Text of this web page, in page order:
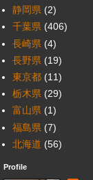
静岡県 (2)
千葉県 (406)
長崎県 (4)
長野県 (19)
東京都 (11)
栃木県 (29)
富山県 (1)
福島県 (7)
北海道 (56)
Profile